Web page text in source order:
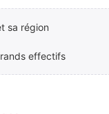
sa région
effectifs